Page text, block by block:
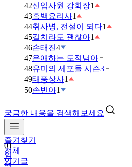
42신입사원 강회장1
43흑백요리사1
44취사병, 전설이 되다1
45길치라도 괜찮아1
46손태진4
47은애하는 도적님아
48유미의 세포들 시즌3
49태풍상사1
50손빈아1
궁금한 내용을 검색해보세요
즐겨찾기
전체
인기글
01
임